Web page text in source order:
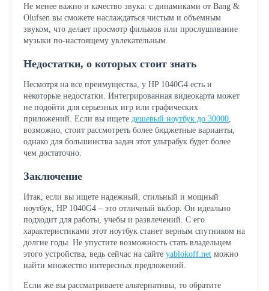
Не менее важно и качество звука: с динамиками от Bang &
Olufsen вы сможете наслаждаться чистым и объемным
звуком, что делает просмотр фильмов или прослушивание
музыки по-настоящему увлекательным.
Недостатки, о которых стоит знать
Несмотря на все преимущества, у HP 1040G4 есть и
некоторые недостатки. Интегрированная видеокарта может
не подойти для серьезных игр или графических
приложений. Если вы ищете дешевый ноутбук до 30000,
возможно, стоит рассмотреть более бюджетные варианты,
однако для большинства задач этот ультрабук будет более
чем достаточно.
Заключение
Итак, если вы ищете надежный, стильный и мощный
ноутбук, HP 1040G4 – это отличный выбор. Он идеально
подходит для работы, учебы и развлечений. С его
характеристиками этот ноутбук станет верным спутником на
долгие годы. Не упустите возможность стать владельцем
этого устройства, ведь сейчас на сайте yablokoff.netможно
найти множество интересных предложений.
Если же вы рассматриваете альтернативы, то обратите